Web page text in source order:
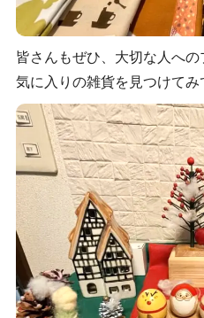
皆さんもぜひ、大切な人へ
気に入りの雑貨を見つけてみ